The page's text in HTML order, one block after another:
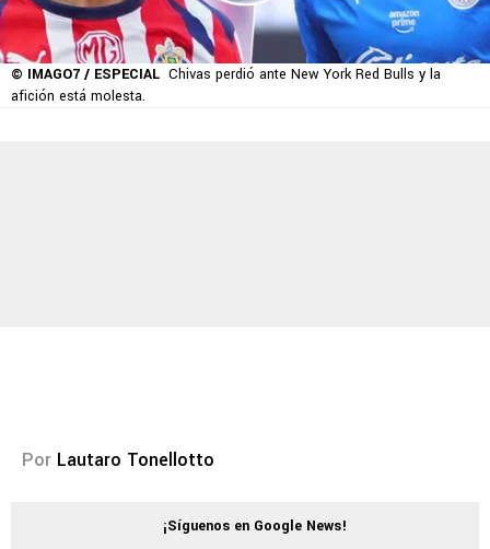
© IMAGO7 / ESPECIAL Chivas perdió ante New York Red Bulls y la
afición está molesta.
Por Lautaro Tonellotto
¡Síguenos en Google News!